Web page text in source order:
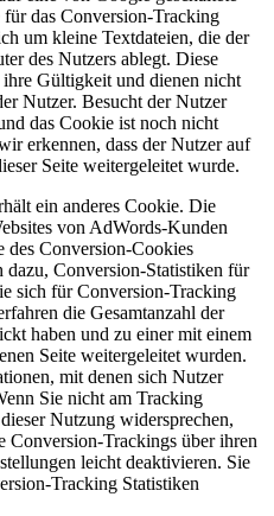
das Conversion-Tracking
um kleine Textdateien, die der
des Nutzers ablegt. Diese
Gültigkeit und dienen nicht
Nutzer. Besucht der Nutzer
das Cookie ist noch nicht
erkennen, dass der Nutzer auf
Seite weitergeleitet wurde.
ein anderes Cookie. Die
von AdWords-Kunden
Conversion-Cookies
Conversion-Statistiken für
sich für Conversion-Tracking
die Gesamtanzahl der
haben und zu einer mit einem
Seite weitergeleitet wurden.
mit denen sich Nutzer
Sie nicht am Tracking
Nutzung widersprechen,
Conversion-Trackings über ihren
leicht deaktivieren. Sie
Tracking Statistiken